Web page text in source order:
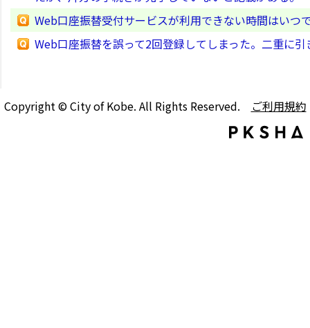
Web口座振替受付サービスが利用できない時間はいつ
Web口座振替を誤って2回登録してしまった。二重に
Copyright © City of Kobe. All Rights Reserved. ご利用規約